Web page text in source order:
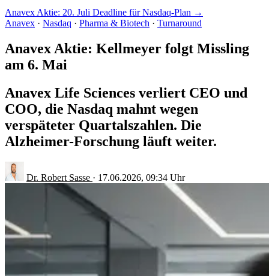
Anavex Aktie: 20. Juli Deadline für Nasdaq-Plan →
Anavex · Nasdaq · Pharma & Biotech · Turnaround
Anavex Aktie: Kellmeyer folgt Missling
am 6. Mai
Anavex Life Sciences verliert CEO und
COO, die Nasdaq mahnt wegen
verspäteter Quartalszahlen. Die
Alzheimer-Forschung läuft weiter.
Dr. Robert Sasse · 17.06.2026, 09:34 Uhr